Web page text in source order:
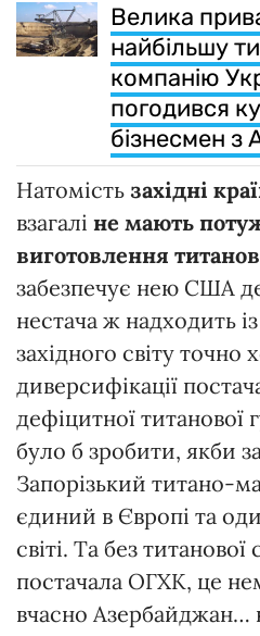
Велика
найбільшу
компанію
погодився
бізнесмен з
Натомість західні
взагалі не мають
виготовлення
забезпечує нею США
нестача ж надходить
західного світу точно
диверсифікації
дефіцитної титанової
було б зробити, якби
Запорізький титано-
єдиний в Європі та
світі. Та без
постачала ОГХК, це
вчасно Азербайджан…